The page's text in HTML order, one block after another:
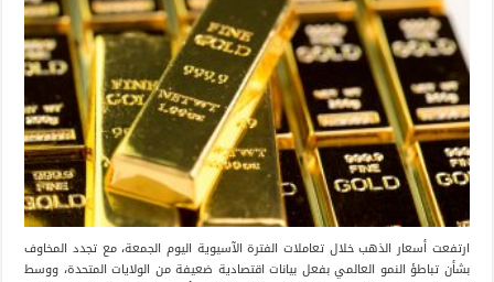
ارتفعت أسعار الذهب خلال تعاملات الفترة الآسيوية اليوم الجمعة، مع تجدد المخاوف
بشأن تباطؤ النمو العالمي بفعل بيانات اقتصادية ضعيفة من الولايات المتحدة، ووسط